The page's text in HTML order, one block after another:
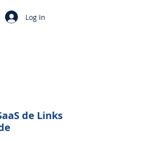
Log In
de Links